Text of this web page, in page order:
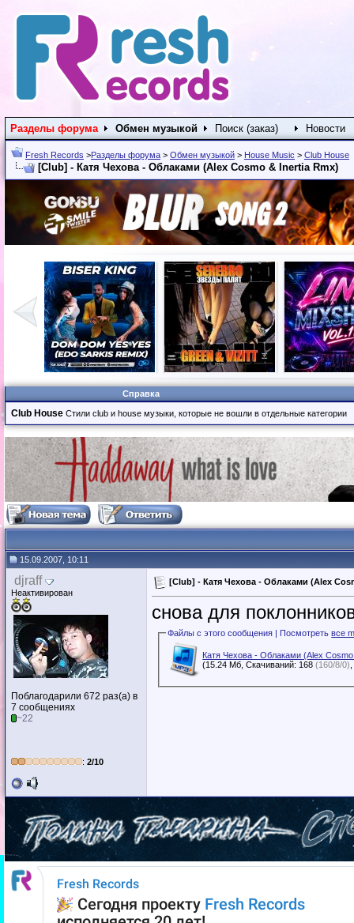
Разделы форума Обмен музыкой Поиск (заказ) Новости
Fresh Records >Разделы форума > Обмен музыкой > House Music > Club House
[Club] - Катя Чехова - Облаками (Alex Cosmo & Inertia Rmx)
Справка
Club House Стили club и house музыки, которые не вошли в отдельные категории
15.09.2007, 10:11
djraff
Неактивирован
Поблагодарили 672 раз(а) в
7 сообщениях
~22
: 2/10
[Club] - Катя Чехова - Облаками (Alex
снова для
Файлы с этого сообщения | Посмотретьвсе
Катя Чехова - Облаками (Alex
(15.24 Мб, Скачиваний: 168(160/8/0)